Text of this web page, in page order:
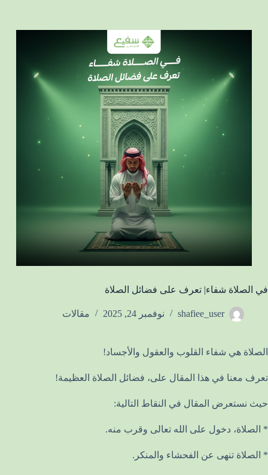
في الصلاة شفاء| تعرف على فضائل الصلاة
shafiee_user نوفمبر 24, 2025 مقالات
الصلاة هي شفاء القلوب والعقول والأجساد!
تعرف معنا في هذا المقال على، فضائل الصلاة العظيمة!
حيث نستعرض المقال في النقاط التالية:
* الصلاة، دخول على الله تعالى وقرب منه.
* الصلاة تنهى عن الفحشاء والمنكر.